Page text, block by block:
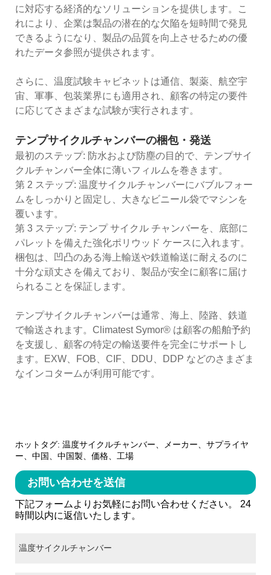
に対応する経済的なソリューションを提供します。こ
れにより、企業は製品の潜在的な欠陥を短時間で発見
できるようになり、製品の品質を向上させるための優
れたデータ参照が提供されます。
さらに、温度試験キャビネットは通信、製薬、航空宇
宙、軍事、包装業界にも適用され、顧客の特定の要件
に応じてさまざまな試験が実行されます。
テンプサイクルチャンバーの梱包・発送
最初のステップ: 防水および防塵の目的で、テンプサイ
クルチャンバー全体に薄いフィルムを巻きます。
第 2 ステップ: 温度サイクルチャンバーにバブルフォー
ムをしっかりと固定し、大きなビニール袋でマシンを
覆います。
第 3 ステップ: テンプ サイクル チャンバーを、底部に
パレットを備えた強化ポリウッド ケースに入れます。
梱包は、凹凸のある海上輸送や鉄道輸送に耐えるのに
十分な頑丈さを備えており、製品が安全に顧客に届け
られることを保証します。
テンプサイクルチャンバーは通常、海上、陸路、鉄道
で輸送されます。Climatest Symor® は顧客の船舶予約
を支援し、顧客の特定の輸送要件を完全にサポートし
ます。EXW、FOB、CIF、DDU、DDP などのさまざま
なインコタームが利用可能です。
ホットタグ: 温度サイクルチャンバー、メーカー、サプライヤ
ー、中国、中国製、価格、工場
お問い合わせを送信
下記フォームよりお気軽にお問い合わせください。 24
時間以内に返信いたします。